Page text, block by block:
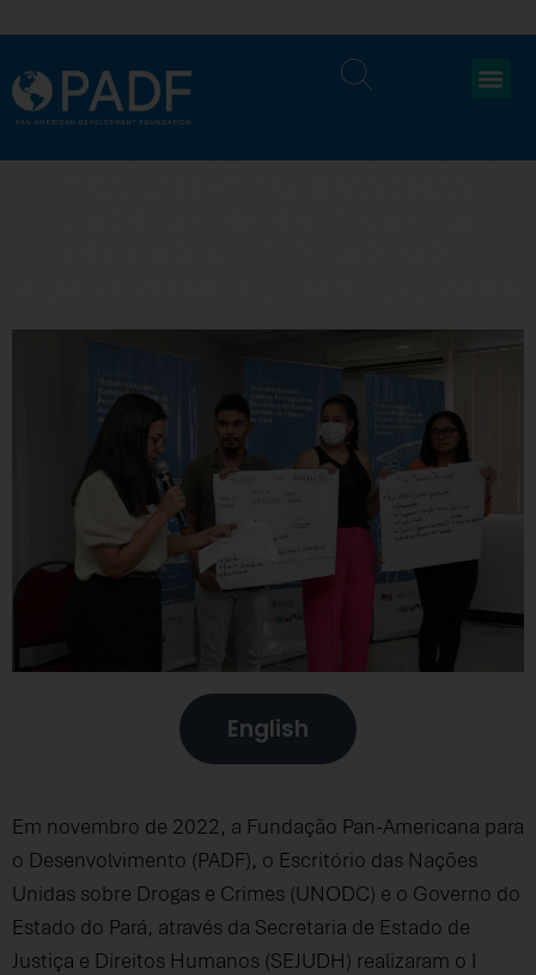
PRIMEIRO SEMINÁRIO SOBRE
English
Em novembro de 2022, a Fundação Pan-Americana para
o Desenvolvimento (PADF), o Escritório das Nações
Unidas sobre Drogas e Crimes (UNODC) e o Governo do
Estado do Pará, através da Secretaria de Estado de
Justiça e Direitos Humanos (SEJUDH) realizaram o I